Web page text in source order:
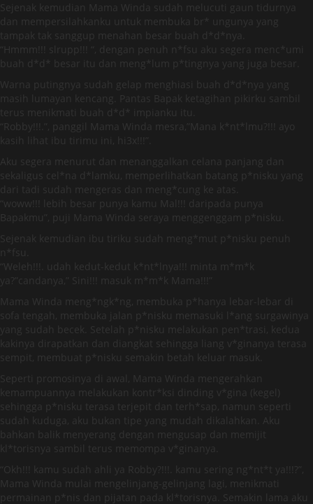
Sejenak kemudian Mama Winda sudah melucuti gaun tidurnya
dan mempersilahkanku untuk membuka br* ungunya yang
tampak tak sanggup menahan besar buah d*d*nya.
“Hmmm!!! slrupp!!! “, dengan penuh n*fsu aku segera menc*umi
buah d*d* besar itu dan meng*lum p*tingnya yang juga besar.
Warna putingnya sudah gelap menghiasi buah d*d*nya yang
masih lumayan kencang. Pantas Bapak ketagihan pikirku sambil
terus menikmati buah d*d* impianku itu.
“Robby!!!.”, panggil Mama Winda mesra,”Mana k*nt*lmu?!!! ayo
kasih lihat ibu tirimu ini, hi3x!!!”.
Aku segera menurut dan menanggalkan celana panjang dan
sekaligus cel*na d*lamku, memperlihatkan batang p*nisku yang
dari tadi sudah mengeras dan meng*cung ke atas.
“woww!!! lebih besar punya kamu Mal!!! daripada punya
Bapakmu”, puji Mama Winda seraya menggenggam p*nisku.
Sejenak kemudian ibu tiriku sudah meng*mut p*nisku penuh
n*fsu.
“Weleh!!!. udah kedut-kedut k*nt*lnya!!! minta m*m*k
ya?”candanya,” Sini!!! masuk m*m*k Mama!!!”
Mama Winda meng*ngk*ng, membuka p*hanya lebar-lebar di
sofa tengah, membuka jalan p*nisku memasuki l*ang surgawinya
yang sudah becek. Setelah p*nisku melakukan pen*trasi, kedua
kakinya dirapatkan dan diangkat sehingga liang v*ginanya terasa
sempit, membuat p*nisku semakin betah keluar masuk.
Seperti promosinya di awal, Mama Winda mengerahkan
kemampuannya melakukan kontr*ksi dinding v*gina (kegel)
sehingga p*nisku terasa terjepit dan terh*sap, namun seperti
sudah kuduga, aku bukan tipe yang mudah dikalahkan. Aku
bahkan balik menyerang dengan mengusap dan memijit
kl*torisnya sambil terus memompa v*ginanya.
“Okh!!! kamu sudah ahli ya Robby?!!!. kamu sering ng*nt*t ya!!!?”,
Mama Winda mulai mengelinjang-gelinjang lagi, menikmati
permainan p*nis dan pijatan pada kl*torisnya. Semakin lama aku